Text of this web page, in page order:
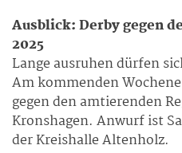
Ausblick: Derby gegen
2025
Lange ausruhen dürfen
Am kommenden
gegen den amtierenden
Kronshagen. Anwurf ist
der Kreishalle Altenholz.